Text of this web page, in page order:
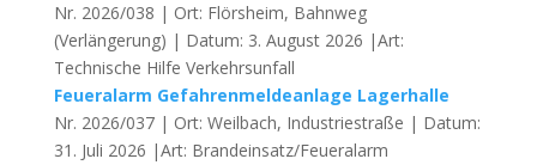
Nr. 2026/038 | Ort: Flörsheim, Bahnweg
(Verlängerung) | Datum: 3. August 2026 |Art:
Technische Hilfe Verkehrsunfall
Feueralarm Gefahrenmeldeanlage Lagerhalle
Nr. 2026/037 | Ort: Weilbach, Industriestraße | Datum:
31. Juli 2026 |Art: Brandeinsatz/Feueralarm